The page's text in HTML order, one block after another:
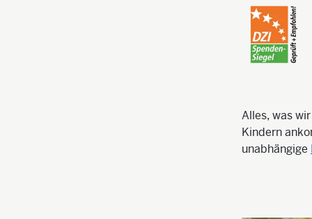
Alles, was
Kindern
unabhängige